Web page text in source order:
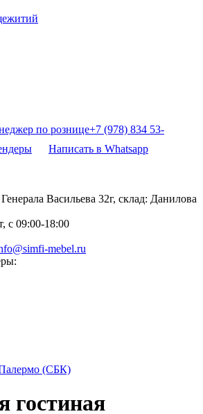
по рознице+7 (978) 834 53-
Написать в Whatsapp
Васильева 32г, склад: Данилова
с 09:00-18:00
mebel.ru
(СБК)
гостиная